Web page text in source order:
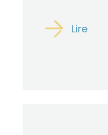
Lire